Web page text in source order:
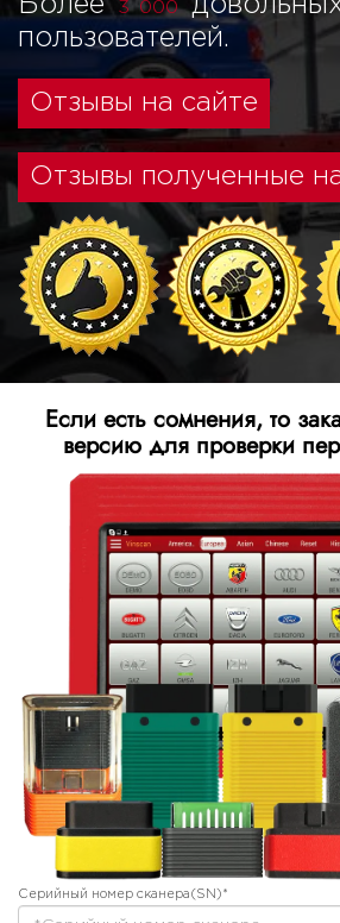
3 000
пользователей.
Отзывы на сайте
Отзывы полученные
Если есть сомнения, то
версию для проверки
Серийный номер сканера(SN)*